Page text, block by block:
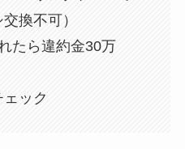
換不可）
たら違約金30万
ェック